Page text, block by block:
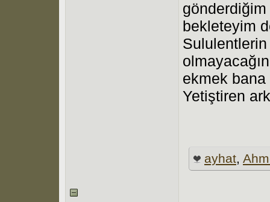
bekleteyim
ekmek bana
Yetiştiren
ayhat,